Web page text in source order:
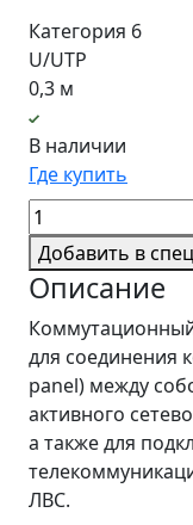
Категория 6
U/UTP
0,3 м
В наличии
Где купить
Добавить в
Описание
для соединения
panel) между
активного
а также для
ЛВС.